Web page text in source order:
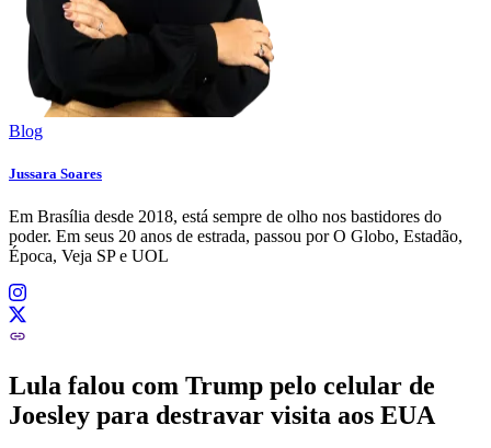
Blog
Jussara Soares
Em Brasília desde 2018, está sempre de olho nos bastidores do
poder. Em seus 20 anos de estrada, passou por O Globo, Estadão,
Época, Veja SP e UOL
Lula falou com Trump pelo celular de
Joesley para destravar visita aos EUA